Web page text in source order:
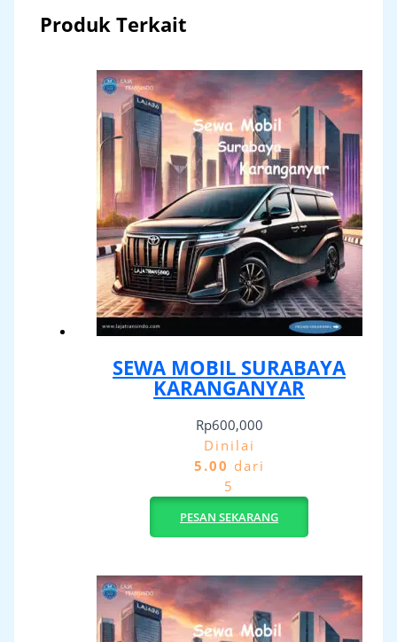
Produk Terkait
SEWA MOBIL SURABAYA
KARANGANYAR
Rp600,000
Dinilai
5.00 dari
5
PESAN SEKARANG